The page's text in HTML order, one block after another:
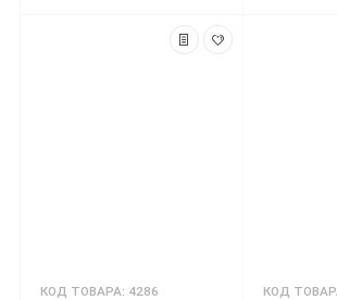
КОД ТОВАРА: 4286 КОД